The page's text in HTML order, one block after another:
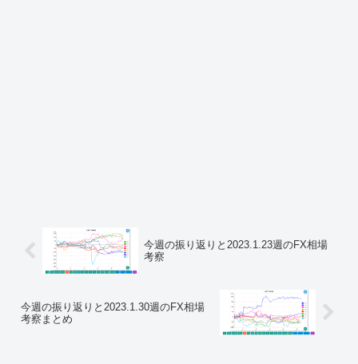
今週の振り返りと2023.1.23週のFX相場
考察
今週の振り返りと2023.1.30週のFX相場
考察まとめ